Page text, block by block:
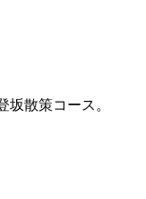
散策コース。